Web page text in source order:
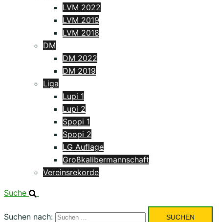
LVM 2022
LVM 2019
LVM 2018
DM
DM 2022
DM 2019
Liga
Lupi 1
Lupi 2
Spopi 1
Spopi 2
LG Auflage
Großkalibermannschaft
Vereinsrekorde
Suche
Suchen nach: